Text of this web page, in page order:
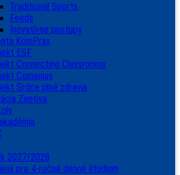
Traditional Sports
Feeds
Inovatívne postupy
KomPrax
ESF
Connecting Classrooms
Comenius
Srdce plné zdravia
Zentiva
2027/2028
pre 4-ročné denné štúdium